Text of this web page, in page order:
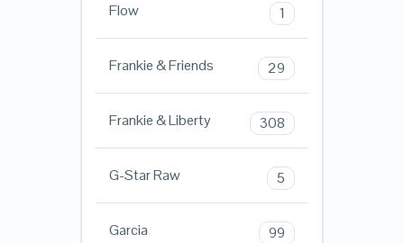
Flow 1
Frankie & Friends 29
Frankie & Liberty 308
G-Star Raw 5
Garcia 99